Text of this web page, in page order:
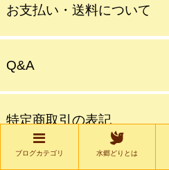
お支払い・送料について
Q&A
特定商取引の表記
ブログカテゴリ 水郷どりとは